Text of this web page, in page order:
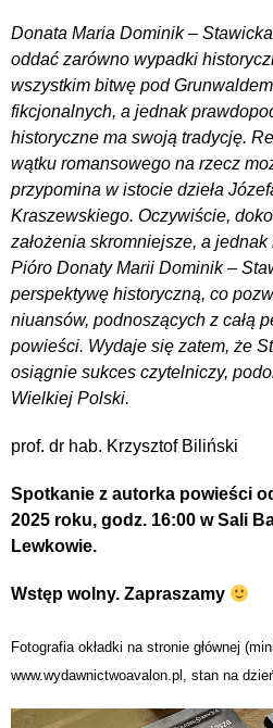
Donata Maria Dominik –
oddać zarówno wypadki
wszystkim bitwę pod
fikcjonalnych, a jednak
historyczne ma swoją tradycję.
wątku romansowego na rzecz
przypomina w istocie dzieła
Kraszewskiego. Oczywiście,
założenia skromniejsze, a
Pióro Donaty Marii Dominik –
perspektywę historyczną, co
niuansów, podnoszących z całą
powieści. Wydaje się zatem, że
osiągnie sukces czytelniczy,
Wielkiej Polski.
prof. dr hab. Krzysztof Biliński
Spotkanie z autorka powieści
2025 roku, godz. 16:00 w Sali
Lewkowie.
Wstęp wolny. Zapraszamy
Fotografia okładki na stronie głównej
www.wydawnictwoavalon.pl, stan na